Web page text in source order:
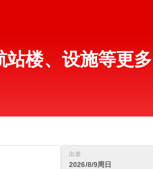
楼、设施等更
出发
2026/8/9周日